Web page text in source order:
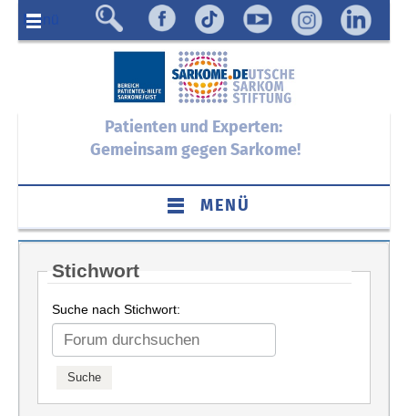
Menü
Patienten und Experten:
Gemeinsam gegen Sarkome!
MENÜ
Stichwort
Suche nach Stichwort: